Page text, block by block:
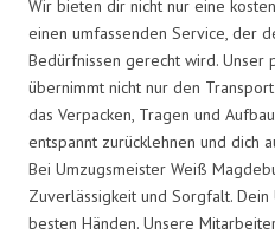
Wir bieten dir nicht nur eine
einen umfassenden Service, der
Bedürfnissen gerecht wird. Unser
übernimmt nicht nur den
das Verpacken, Tragen und
entspannt zurücklehnen und dich
Bei Umzugsmeister Weiß
Zuverlässigkeit und Sorgfalt.
besten Händen. Unsere